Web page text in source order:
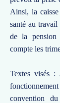
Ainsi, la
santé au
de la
compte les
Textes visés
convention